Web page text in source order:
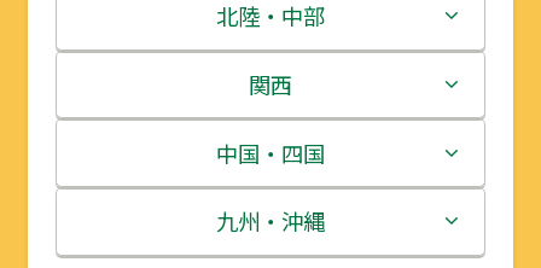
青森県
岩手県
宮城県
秋田県
茨城県
栃木県
群馬県
埼玉県
北陸・中部
新潟県
富山県
石川県
関西
三重県
滋賀県
中国・四国
鳥取県
九州・沖縄